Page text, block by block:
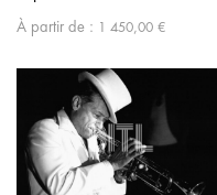
À partir de : 1 450,00 €